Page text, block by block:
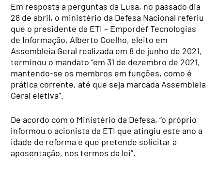
Em resposta a perguntas da Lusa, no passado dia
28 de abril, o ministério da Defesa Nacional referiu
que o presidente da ETI – Empordef Tecnologias
de Informação, Alberto Coelho, eleito em
Assembleia Geral realizada em 8 de junho de 2021,
terminou o mandato “em 31 de dezembro de 2021,
mantendo-se os membros em funções, como é
prática corrente, até que seja marcada Assembleia
Geral eletiva”.
De acordo com o Ministério da Defesa, “o próprio
informou o acionista da ETI que atingiu este ano a
idade de reforma e que pretende solicitar a
aposentação, nos termos da lei”.